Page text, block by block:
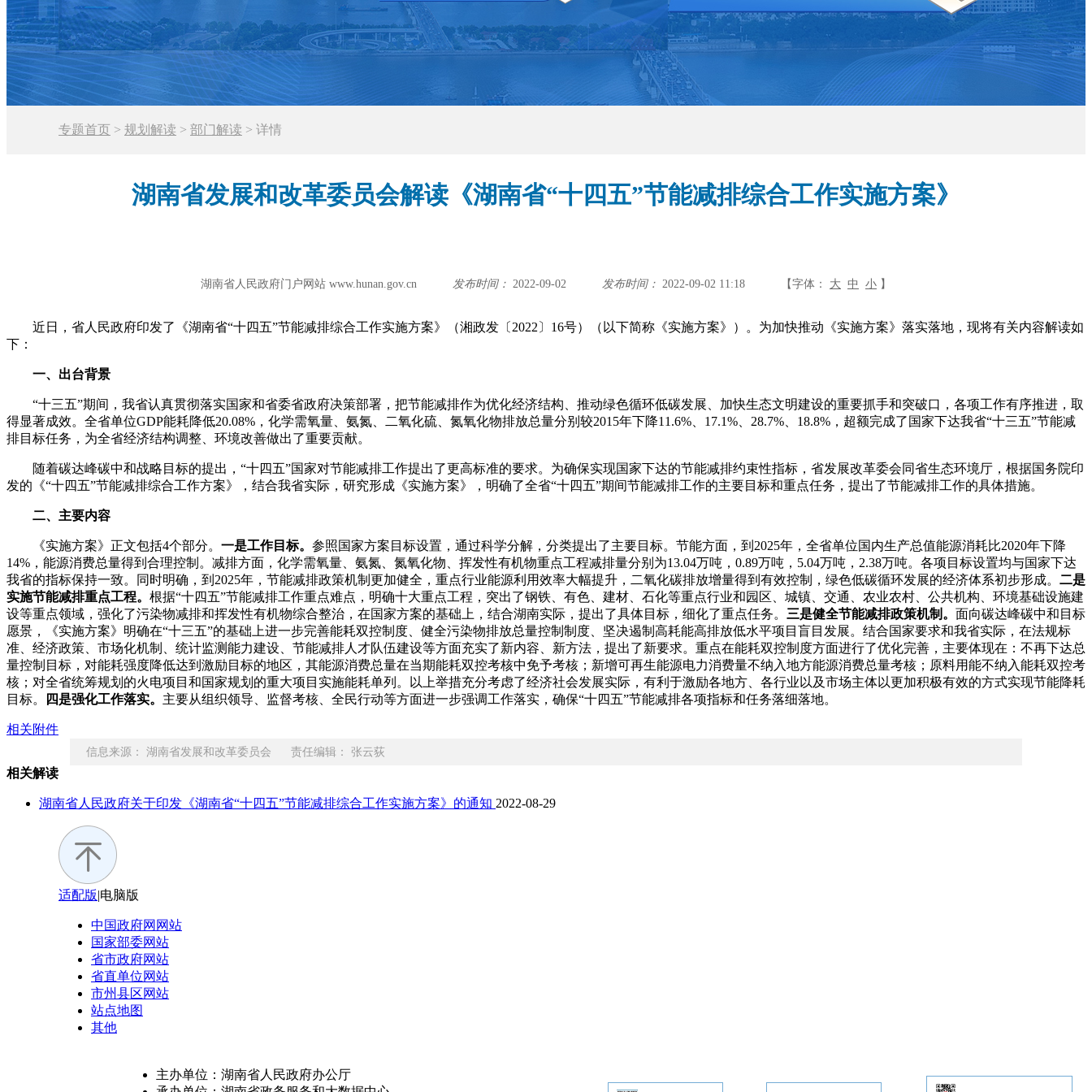
专题首页 > 规划解读 > 部门解读 > 详情
湖南省发展和改革委员会解读《湖南省“十四五”节能减排综合工作实施方案》
湖南省人民政府门户网站 www.hunan.gov.cn 发布时间： 2022-09-02 发布时间： 2022-09-02 11:18 【字体： 大 中 小 】
​ 近日，省人民政府印发了《湖南省“十四五”节能减排综合工作实施方案》（湘政发〔2022〕16号）（以下简称《实施方案》）。为加快推动《实施方案》落实落地，现将有关内容解读如
下：
一、出台背景
“十三五”期间，我省认真贯彻落实国家和省委省政府决策部署，把节能减排作为优化经济结构、推动绿色循环低碳发展、加快生态文明建设的重要抓手和突破口，各项工作有序推进，取
得显著成效。全省单位GDP能耗降低20.08%，化学需氧量、氨氮、二氧化硫、氮氧化物排放总量分别较2015年下降11.6%、17.1%、28.7%、18.8%，超额完成了国家下达我省“十三五”节能减
排目标任务，为全省经济结构调整、环境改善做出了重要贡献。
随着碳达峰碳中和战略目标的提出，“十四五”国家对节能减排工作提出了更高标准的要求。为确保实现国家下达的节能减排约束性指标，省发展改革委会同省生态环境厅，根据国务院印
发的《“十四五”节能减排综合工作方案》，结合我省实际，研究形成《实施方案》，明确了全省“十四五”期间节能减排工作的主要目标和重点任务，提出了节能减排工作的具体措施。
二、主要内容
《实施方案》正文包括4个部分。 一是工作目标。 参照国家方案目标设置，通过科学分解，分类提出了主要目标。节能方面，到2025年，全省单位国内生产总值能源消耗比2020年下降
14%，能源消费总量得到合理控制。减排方面，化学需氧量、氨氮、氮氧化物、挥发性有机物重点工程减排量分别为13.04万吨，0.89万吨，5.04万吨，2.38万吨。各项目标设置均与国家下达
我省的指标保持一致。同时明确，到2025年，节能减排政策机制更加健全，重点行业能源利用效率大幅提升，二氧化碳排放增量得到有效控制，绿色低碳循环发展的经济体系初步形成。 二是
实施节能减排重点工程。 根据“十四五”节能减排工作重点难点，明确十大重点工程，突出了钢铁、有色、建材、石化等重点行业和园区、城镇、交通、农业农村、公共机构、环境基础设施建
设等重点领域，强化了污染物减排和挥发性有机物综合整治，在国家方案的基础上，结合湖南实际，提出了具体目标，细化了重点任务。 三是健全节能减排政策机制 。 面向碳达峰碳中和目标
愿景，《实施方案》明确在“十三五”的基础上进一步完善能耗双控制度、健全污染物排放总量控制制度、坚决遏制高耗能高排放低水平项目盲目发展。结合国家要求和我省实际，在法规标
准、经济政策、市场化机制、统计监测能力建设、节能减排人才队伍建设等方面充实了新内容、新方法，提出了新要求。重点在能耗双控制度方面进行了优化完善，主要体现在：不再下达总
量控制目标，对能耗强度降低达到激励目标的地区，其能源消费总量在当期能耗双控考核中免予考核；新增可再生能源电力消费量不纳入地方能源消费总量考核；原料用能不纳入能耗双控考
核；对全省统筹规划的火电项目和国家规划的重大项目实施能耗单列。以上举措充分考虑了经济社会发展实际，有利于激励各地方、各行业以及市场主体以更加积极有效的方式实现节能降耗
目标。
四是强化工作落实。 主要从组织领导、监督考核、全民行动等方面进一步强调工作落实，确保“十四五”节能减排各项指标和任务落细落地。
相关附件
信息来源： 湖南省发展和改革委员会 责任编辑： 张云荻
相关解读
湖南省人民政府关于印发《湖南省“十四五”节能减排综合工作实施方案》的通知 2022-08-29
适配版|电脑版
中国政府网 网站
国家部委网站
省市政府网站
省直单位网站
市州县区网站
站点地图
其他
主办单位：湖南省人民政府办公厅